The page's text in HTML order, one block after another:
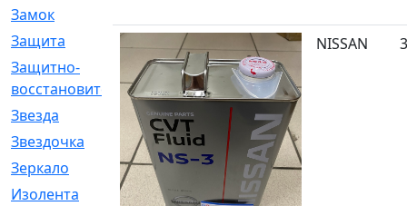
Замок
Защита
[79]
Защитно-
восстановительный
[4]
Звезда
[1]
Звездочка
[5]
Зеркало
[369]
Изолента
[1]
NISSAN 3